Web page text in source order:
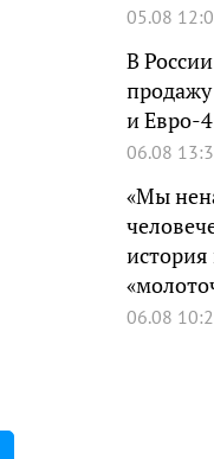
05.08
В
и Евро-4
06.08
«Мы
история
06.08